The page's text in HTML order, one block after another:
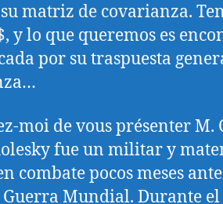
matriz de covarianza.
y lo que queremos es
por su traspuesta
moi de vous présenter M.
fue un militar y
combate pocos meses
Mundial. Durante el